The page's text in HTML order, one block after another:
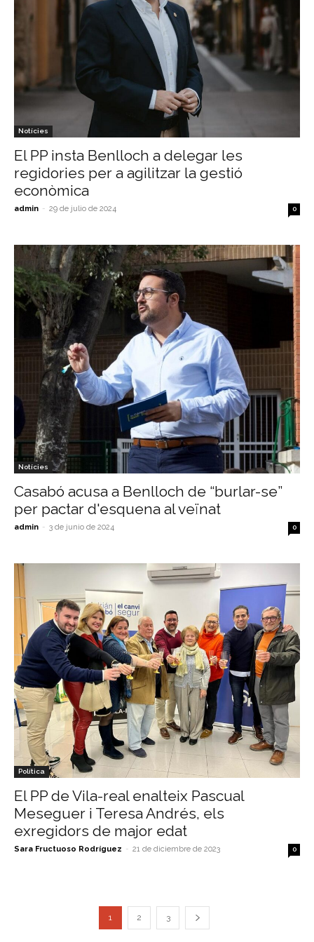
Notícies
El PP insta Benlloch a delegar les
regidories per a agilitzar la gestió
econòmica
admin - 29 de julio de 2024 0
Notícies
Casabó acusa a Benlloch de “burlar-se”
per pactar d'esquena al veïnat
admin - 3 de junio de 2024 0
Política
El PP de Vila-real enalteix Pascual
Meseguer i Teresa Andrés, els
exregidors de major edat
Sara Fructuoso Rodríguez - 21 de diciembre de 2023 0
1 2 3